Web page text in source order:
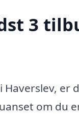
3
Haverslev,
om du